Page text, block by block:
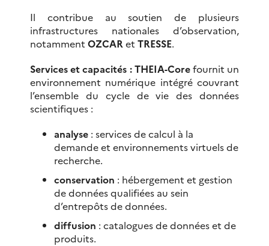
Il contribue au soutien de plusieurs
infrastructures nationales d’observation,
notamment OZCAR et TRESSE.
Services et capacités :THEIA-Corefournit un
environnement numérique intégré couvrant
l’ensemble du cycle de vie des données
scientifiques :
analyse : services de calcul à la
demande et environnements virtuels de
recherche.
conservation : hébergement et gestion
de données qualifiées au sein
d’entrepôts de données.
diffusion : catalogues de données et de
produits.